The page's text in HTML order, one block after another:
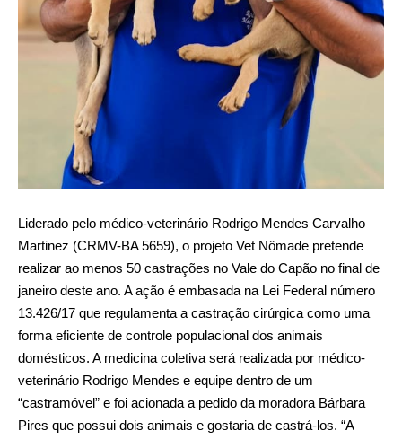
Liderado pelo médico-veterinário Rodrigo Mendes Carvalho
Martinez (CRMV-BA 5659), o projeto Vet Nômade pretende
realizar ao menos 50 castrações no Vale do Capão no final de
janeiro deste ano. A ação é embasada na Lei Federal número
13.426/17 que regulamenta a castração cirúrgica como uma
forma eficiente de controle populacional dos animais
domésticos. A medicina coletiva será realizada por médico-
veterinário Rodrigo Mendes e equipe dentro de um
“castramóvel” e foi acionada a pedido da moradora Bárbara
Pires que possui dois animais e gostaria de castrá-los. “A